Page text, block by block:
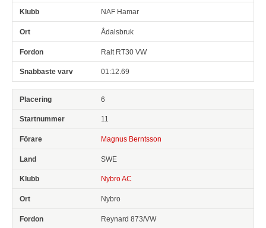
NAF Hamar
Ådalsbruk
Ralt RT30 VW
01:12.69
6
11
Magnus Berntsson
SWE
Nybro AC
Nybro
Reynard 873/VW